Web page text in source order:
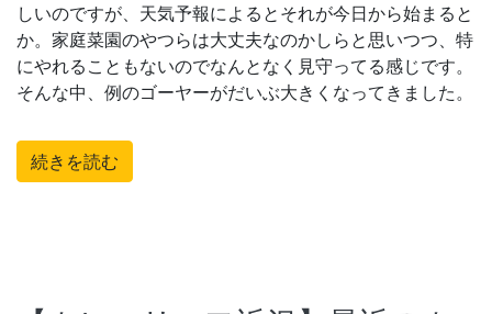
しいのですが、天気予報によるとそれが今日から始まると
か。家庭菜園のやつらは大丈夫なのかしらと思いつつ、特
にやれることもないのでなんとなく見守ってる感じです。
そんな中、例のゴーヤーがだいぶ大きくなってきました。
続きを読む